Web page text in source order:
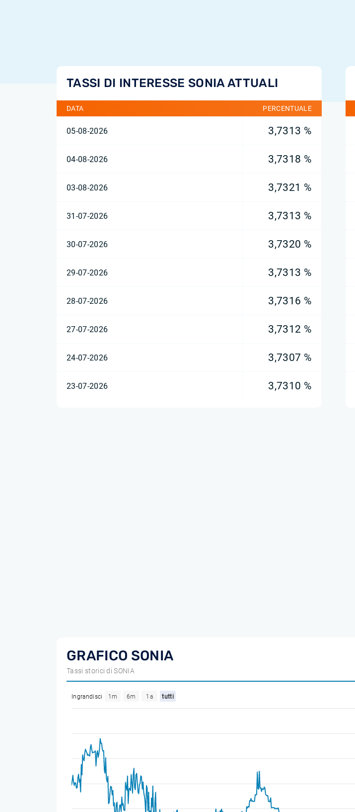
TASSI DI INTERESSE SONIA ATTUALI
DATA PERCENTUALE
05-08-2026 3,7313 %
04-08-2026 3,7318 %
03-08-2026 3,7321 %
31-07-2026 3,7313 %
30-07-2026 3,7320 %
29-07-2026 3,7313 %
28-07-2026 3,7316 %
27-07-2026 3,7312 %
24-07-2026 3,7307 %
23-07-2026 3,7310 %
GRAFICO SONIA
Tassi storici di SONIA
Ingrandisci 1m 6m 1a tutti